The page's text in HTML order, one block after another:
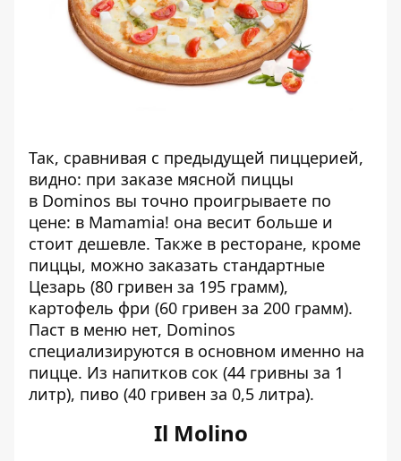
Так, сравнивая с предыдущей пиццерией,
видно: при заказе мясной пиццы
в Dominos вы точно проигрываете по
цене: в Mamamia! она весит больше и
стоит дешевле. Также в ресторане, кроме
пиццы, можно заказать стандартные
Цезарь (80 гривен за 195 грамм),
картофель фри (60 гривен за 200 грамм).
Паст в меню нет, Dominos
специализируются в основном именно на
пицце. Из напитков сок (44 гривны за 1
литр), пиво (40 гривен за 0,5 литра).
Il Molino